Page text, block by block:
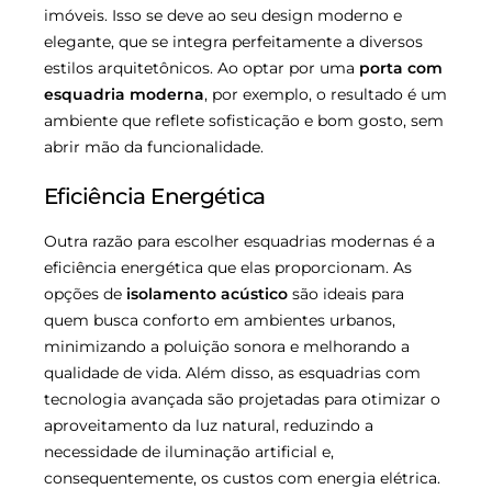
imóveis. Isso se deve ao seu design moderno e
elegante, que se integra perfeitamente a diversos
estilos arquitetônicos. Ao optar por uma porta com
esquadria moderna, por exemplo, o resultado é um
ambiente que reflete sofisticação e bom gosto, sem
abrir mão da funcionalidade.
Eficiência Energética
Outra razão para escolher esquadrias modernas é a
eficiência energética que elas proporcionam. As
opções de isolamento acústico são ideais para
quem busca conforto em ambientes urbanos,
minimizando a poluição sonora e melhorando a
qualidade de vida. Além disso, as esquadrias com
tecnologia avançada são projetadas para otimizar o
aproveitamento da luz natural, reduzindo a
necessidade de iluminação artificial e,
consequentemente, os custos com energia elétrica.